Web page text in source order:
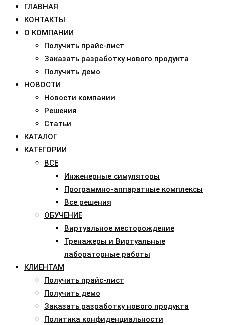
ГЛАВНАЯ
КОНТАКТЫ
О КОМПАНИИ
Получить прайс-лист
Заказать разработку нового продукта
Получить демо
НОВОСТИ
Новости компании
Решения
Статьи
КАТАЛОГ
КАТЕГОРИИ
ВСЕ
Инженерные симуляторы
Программно-аппаратные комплексы
Все решения
ОБУЧЕНИЕ
Виртуальное месторождение
Тренажеры и Виртуальные
лабораторные работы
КЛИЕНТАМ
Получить прайс-лист
Получить демо
Заказать разработку нового продукта
Политика конфиденциальности